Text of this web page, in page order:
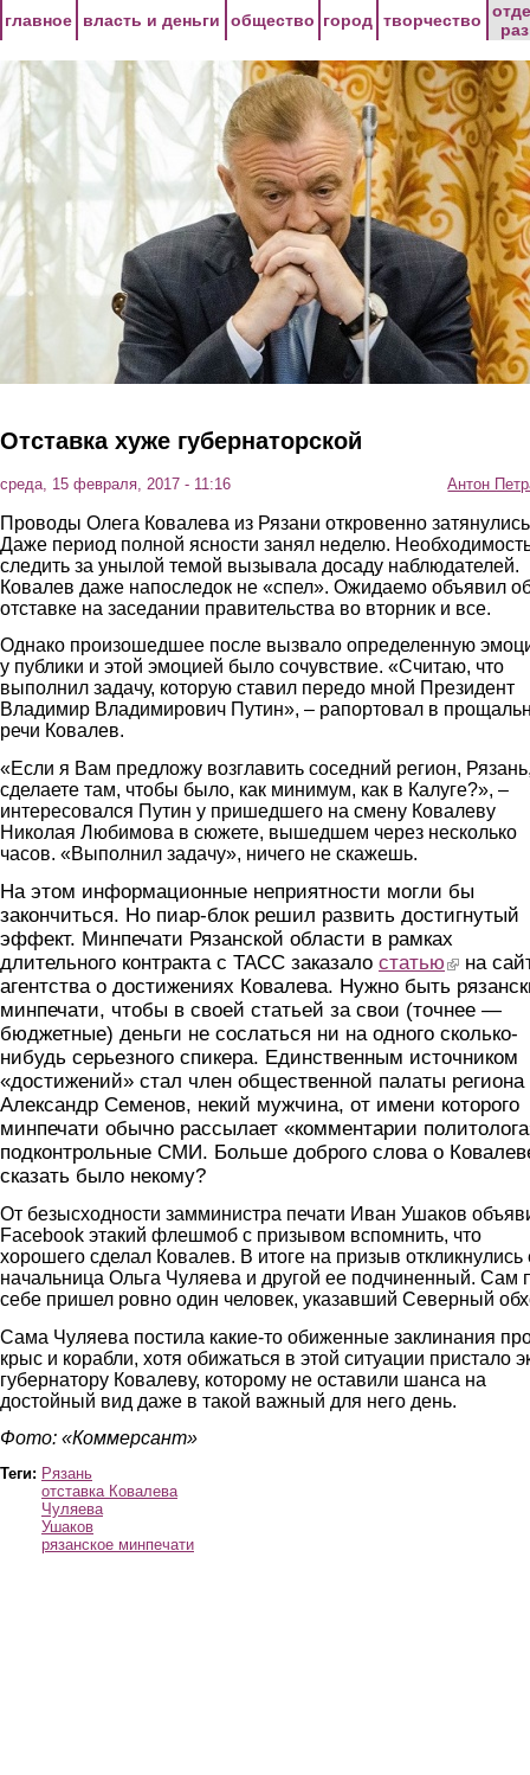
главное власть и деньги общество город творчество
Отставка хуже губернаторской
среда, 15 февраля, 2017 - 11:16 Антон
Проводы Олега Ковалева из Рязани откровенно
Даже период полной ясности занял неделю.
следить за унылой темой вызывала досаду наблюдателей.
Ковалев даже напоследок не «спел». Ожидаемо объявил
отставке на заседании правительства во вторник и все.
Однако произошедшее после вызвало определенную
у публики и этой эмоцией было сочувствие. «Считаю, что
выполнил задачу, которую ставил передо мной Президент
Владимир Владимирович Путин», – рапортовал в
речи Ковалев.
«Если я Вам предложу возглавить соседний регион,
сделаете там, чтобы было, как минимум, как в Калуге?», –
интересовался Путин у пришедшего на смену Ковалеву
Николая Любимова в сюжете, вышедшем через несколько
часов. «Выполнил задачу», ничего не скажешь.
На этом информационные неприятности могли бы
закончиться. Но пиар-блок решил развить достигнутый
эффект. Минпечати Рязанской области в рамках
длительного контракта с ТАСС заказало статью (link is
на
агентства о достижениях Ковалева. Нужно быть
минпечати, чтобы в своей статьей за свои (точнее —
бюджетные) деньги не сослаться ни на одного сколько-
нибудь серьезного спикера. Единственным источником
«достижений» стал член общественной палаты региона
Александр Семенов, некий мужчина, от имени которого
минпечати обычно рассылает «комментарии
подконтрольные СМИ. Больше доброго слова о
сказать было некому?
От безысходности замминистра печати Иван Ушаков
Facebook этакий флешмоб с призывом вспомнить, что
хорошего сделал Ковалев. В итоге на призыв откликнулись
начальница Ольга Чуляева и другой ее подчиненный. Сам
себе пришел ровно один человек, указавший Северный
Сама Чуляева постила какие-то обиженные заклинания
крыс и корабли, хотя обижаться в этой ситуации пристало
губернатору Ковалеву, которому не оставили шанса на
достойный вид даже в такой важный для него день.
Фото: «Коммерсант»
Теги: Рязань
отставка Ковалева
Чуляева
Ушаков
рязанское минпечати